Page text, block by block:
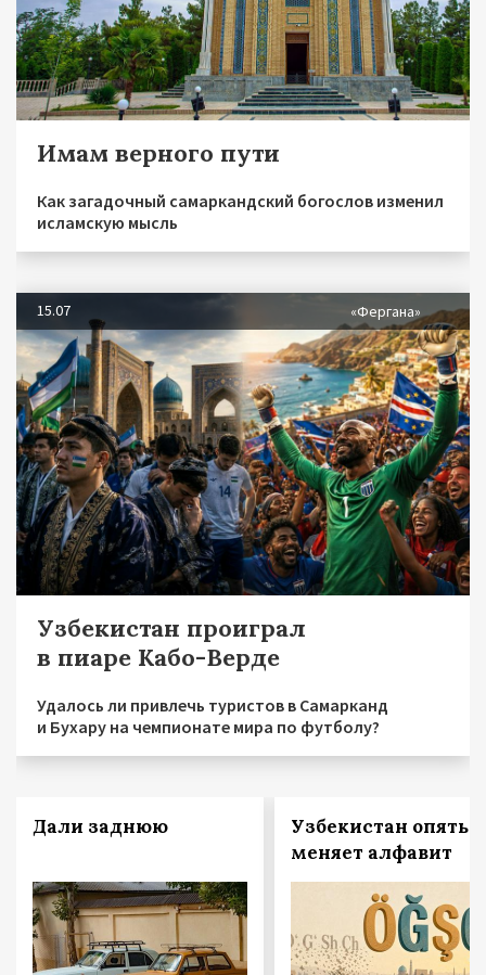
Имам верного пути
Как загадочный самаркандский богослов изменил
исламскую мысль
15.07 «Фергана»
Узбекистан проиграл
в пиаре Кабо-Верде
Удалось ли привлечь туристов в Самарканд
и Бухару на чемпионате мира по футболу?
Дали заднюю
Узбекистан опять
меняет алфавит